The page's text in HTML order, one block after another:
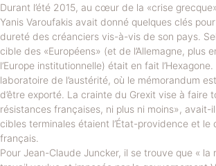
Durant l’été 2015, au cœur de la «crise
Yanis Varoufakis avait donné quelques clés
dureté des créanciers vis-à-vis de son pays.
cible des «Européens» (et de l’Allemagne, plus
l’Europe institutionnelle) était en fait
laboratoire de l’austérité, où le mémorandum
d’être exporté. La crainte du Grexit vise à faire
résistances françaises, ni plus ni moins», avait-
cibles terminales étaient l’État-providence et le
français.
Pour Jean-Claude Juncker, il se trouve que «